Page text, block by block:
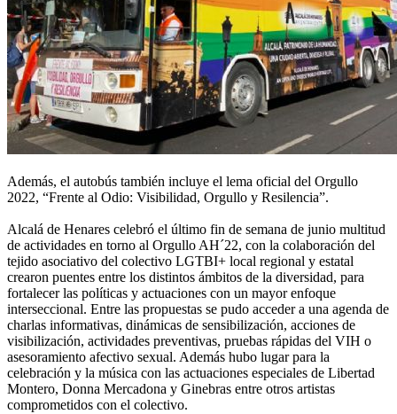
Además, el autobús también incluye el lema oficial del Orgullo
2022, “Frente al Odio: Visibilidad, Orgullo y Resilencia”.
Alcalá de Henares celebró el último fin de semana de junio multitud
de actividades en torno al Orgullo AH´22, con la colaboración del
tejido asociativo del colectivo LGTBI+ local regional y estatal
crearon puentes entre los distintos ámbitos de la diversidad, para
fortalecer las políticas y actuaciones con un mayor enfoque
interseccional. Entre las propuestas se pudo acceder a una agenda de
charlas informativas, dinámicas de sensibilización, acciones de
visibilización, actividades preventivas, pruebas rápidas del VIH o
asesoramiento afectivo sexual. Además hubo lugar para la
celebración y la música con las actuaciones especiales de Libertad
Montero, Donna Mercadona y Ginebras entre otros artistas
comprometidos con el colectivo.